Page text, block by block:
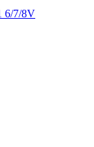
6/7/8V